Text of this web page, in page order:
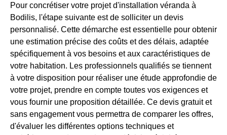
Pour concrétiser votre projet d'installation véranda à
Bodilis, l'étape suivante est de solliciter un devis
personnalisé. Cette démarche est essentielle pour obtenir
une estimation précise des coûts et des délais, adaptée
spécifiquement à vos besoins et aux caractéristiques de
votre habitation. Les professionnels qualifiés se tiennent
à votre disposition pour réaliser une étude approfondie de
votre projet, prendre en compte toutes vos exigences et
vous fournir une proposition détaillée. Ce devis gratuit et
sans engagement vous permettra de comparer les offres,
d'évaluer les différentes options techniques et